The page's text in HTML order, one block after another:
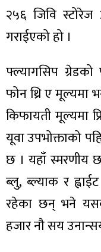
२५६ जिवि
गराईएको हो ।
फ्ल्यागसिप
फोन थ्रि ए मूल्यमा
किफायती मूल्यमा
यूवा उपभोक्ताको
छ । यहाँ स्मरणीय
ब्लु, ब्ल्याक र
रहेका छन् भने
हजार नौ सय